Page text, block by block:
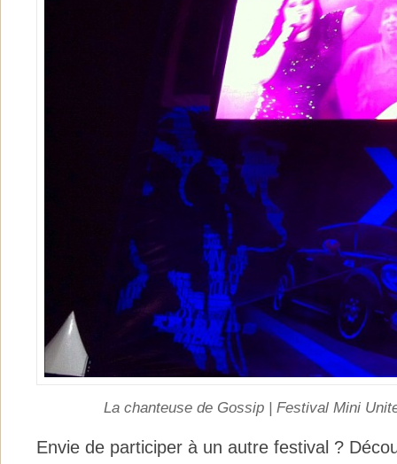
La chanteuse de Gossip | Festival Mini
Envie de participer à un autre festival ?